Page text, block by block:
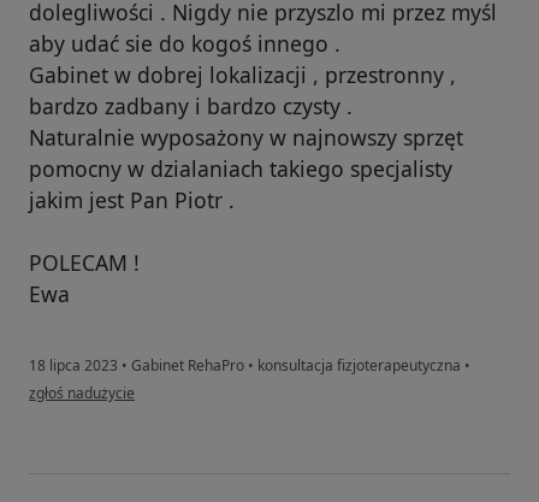
dolegliwości . Nigdy nie przyszlo mi przez myśl
aby udać sie do kogoś innego .
Gabinet w dobrej lokalizacji , przestronny ,
bardzo zadbany i bardzo czysty .
Naturalnie wyposażony w najnowszy sprzęt
pomocny w dzialaniach takiego specjalisty
jakim jest Pan Piotr .
POLECAM !
Ewa
18 lipca 2023 • Gabinet RehaPro • konsultacja fizjoterapeutyczna •
w opinii użytkownika Ewa K.
zgłoś nadużycie